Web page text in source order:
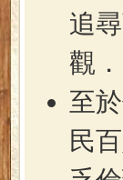
追
觀．
至
民